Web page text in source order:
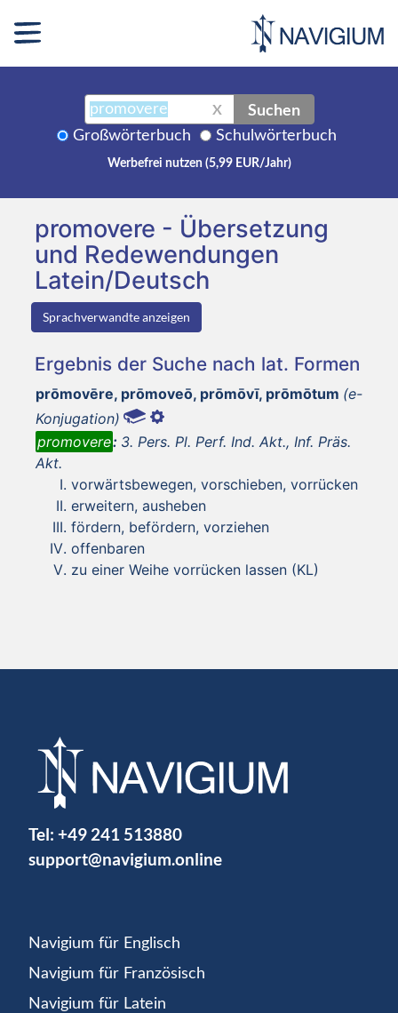
X Suchen
Großwörterbuch Schulwörterbuch
Werbefrei nutzen (5,99 EUR/Jahr)
promovere - Übersetzung
und Redewendungen
Latein/Deutsch
Sprachverwandte anzeigen
Ergebnis der Suche nach lat. Formen
prōmovēre, prōmoveō, prōmōvī, prōmōtum (e-
Konjugation)
promovere: 3. Pers. Pl. Perf. Ind. Akt., Inf. Präs.
Akt.
vorwärtsbewegen, vorschieben, vorrücken
erweitern, ausheben
fördern, befördern, vorziehen
offenbaren
zu einer Weihe vorrücken lassen (KL)
Tel: +49 241 513880
support@navigium.online
Navigium für Englisch
Navigium für Französisch
Navigium für Latein